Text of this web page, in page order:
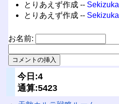
とりあえず作成 -- Sekizuka
とりあえず作成 -- Sekizuka
お名前:
今日:4
通算:5423